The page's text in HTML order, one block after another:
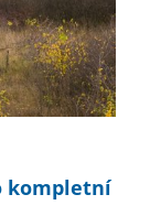
kompletní